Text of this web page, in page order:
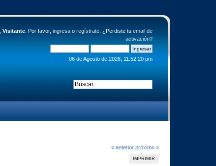
Visitante. Por favor, ingresao regístrate. ¿Perdiste tu email de
activación?
06 de Agosto de 2026, 11:52:20 pm
« anterior próximo »
IMPRIMIR